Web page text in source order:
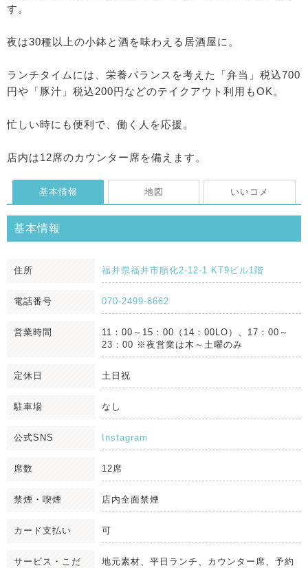
す。
夜は30種以上の小鉢と酒を味わえる居酒屋に。
ランチタイムには、栄養バランスを考えた「弁当」税込700
円や「豚汁」税込200円などのテイクアウト利用もOK。
忙しい時にも便利で、働く人を応援。
店内は12席のカウンター席を備えます。
基本情報 地図 いいコメ
基本情報
住所 福井県福井市順化2-12-1 KT9ビル1階
電話番号 070-2499-8662
営業時間
11：00～15：00（14：00LO）、17：00～
23：00 ※夜営業は木～土曜のみ
定休日 土日祝
駐車場 なし
公式SNS Instagram
席数 12席
禁煙・喫煙 店内全面禁煙
カード支払い 可
サービス・こだ
地元素材、平日ランチ、カウンター席、予約